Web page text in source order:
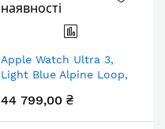
наявності
Apple Watch Ultra 3,
Light Blue Alpine Loop,
44 799,00 ₴